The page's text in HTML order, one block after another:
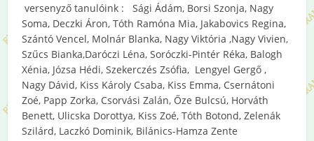
versenyző tanulóink : Sági Ádám, Borsi Szonja, Nagy
Soma, Deczki Áron, Tóth Ramóna Mia, Jakabovics Regina,
Szántó Vencel, Molnár Blanka, Nagy Viktória ,Nagy Vivien,
Szűcs Bianka,Daróczi Léna, Soróczki-Pintér Réka, Balogh
Xénia, Józsa Hédi, Szekerczés Zsófia, Lengyel Gergő ,
Nagy Dávid, Kiss Károly Csaba, Kiss Emma, Csernátoni
Zoé, Papp Zorka, Csorvási Zalán, Őze Bulcsú, Horváth
Benett, Ulicska Dorottya, Kiss Zoé, Tóth Botond, Zelenák
Szilárd, Laczkó Dominik, Bilánics-Hamza Zente